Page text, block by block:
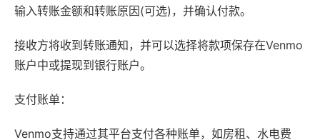
输入转账金额和转账原因(可选)，并确认付款。
接收方将收到转账通知，并可以选择将款项保存在Venmo
账户中或提现到银行账户。
支付账单：
Venmo支持通过其平台支付各种账单，如房租、水电费